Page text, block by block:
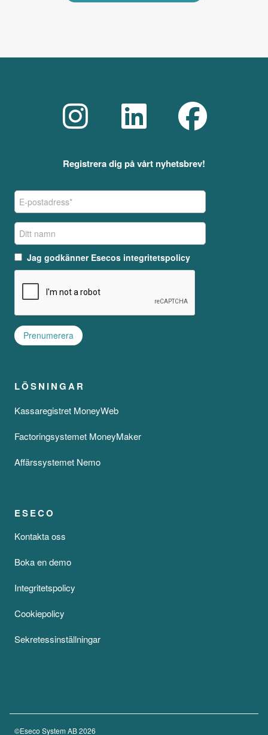
Registrera dig på vårt nyhetsbrev!
Jag godkänner Esecos integritetspolicy
LÖSNINGAR
Kassaregistret MoneyWeb
Factoringsystemet MoneyMaker
Affärssystemet Nemo
ESECO
Kontakta oss
Boka en demo
Integritetspolicy
Cookiepolicy
Sekretessinställningar
©Eseco System AB2026